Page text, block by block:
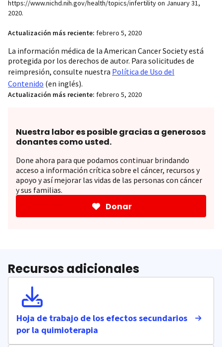
https://www.nichd.nih.gov/health/topics/infertility on January 31,
2020.
Actualización más reciente: febrero 5, 2020
La información médica de la American Cancer Society está
protegida por los derechos de autor. Para solicitudes de
reimpresión, consulte nuestra Política de Uso del
Contenido (en inglés).
Actualización más reciente: febrero 5, 2020
Nuestra labor es posible gracias a generosos
donantes como usted.
Done ahora para que podamos continuar brindando
acceso a información crítica sobre el cáncer, recursos y
apoyo y así mejorar las vidas de las personas con cáncer
y sus familias.
Donar
Recursos adicionales
Hoja de trabajo de los efectos secundarios
por la quimioterapia